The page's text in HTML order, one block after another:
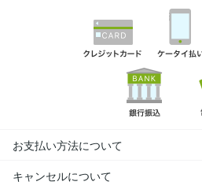
お支払い方法について
キャンセルについて